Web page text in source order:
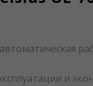
и